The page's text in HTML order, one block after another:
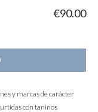
€90.00
y marcas de carácter
con taninos